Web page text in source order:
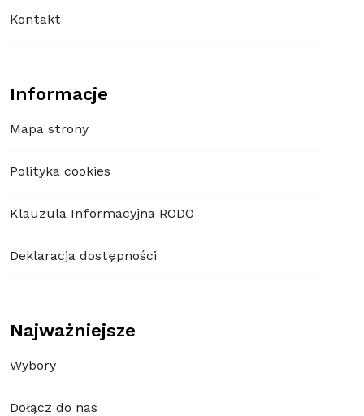
Kontakt
Informacje
Mapa strony
Polityka cookies
Klauzula Informacyjna RODO
Deklaracja dostępności
Najważniejsze
Wybory
Dołącz do nas